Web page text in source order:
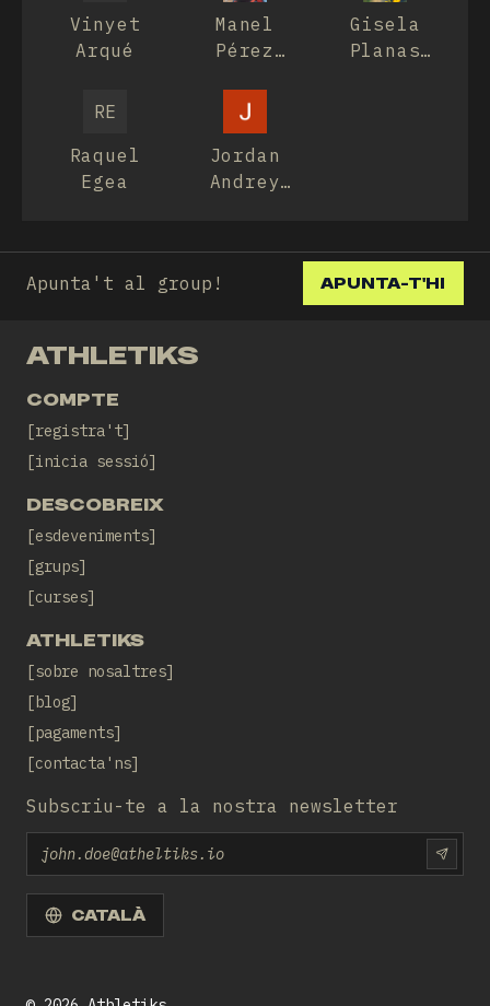
Vinyet
Arqué
Manel
Pérez
Gisela
Planas
RE
Raquel
Egea
Jordan
Andrey
Apunta't al group! APUNTA-T'HI
ATHLETIKS
COMPTE
registra't
inicia sessió
DESCOBREIX
esdeveniments
grups
curses
ATHLETIKS
sobre nosaltres
blog
pagaments
contacta'ns
Subscriu-te a la nostra newsletter
Email
CATALÀ